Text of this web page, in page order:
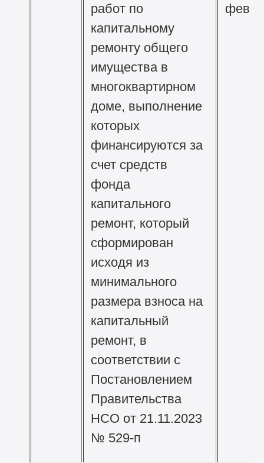
работ по
капитальному
ремонту общего
имущества в
многоквартирном
доме, выполнение
которых
финансируются за
счет средств
фонда
капитального
ремонт, который
сформирован
исходя из
минимального
размера взноса на
капитальный
ремонт, в
соответствии с
Постановлением
Правительства
НСО от 21.11.2023
№ 529-п